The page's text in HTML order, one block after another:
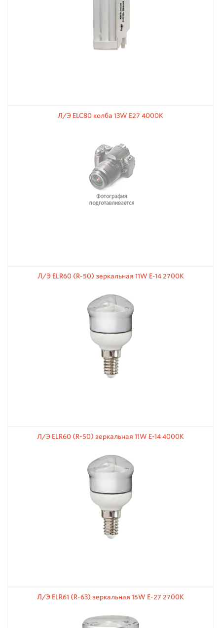
Л/Э ELC80 колба 13W E27 4000K
Л/Э ELR60 (R-50) зеркальная 11W E-14 2700К
Л/Э ELR60 (R-50) зеркальная 11W E-14 4000К
Л/Э ELR61 (R-63) зеркальная 15W E-27 2700К